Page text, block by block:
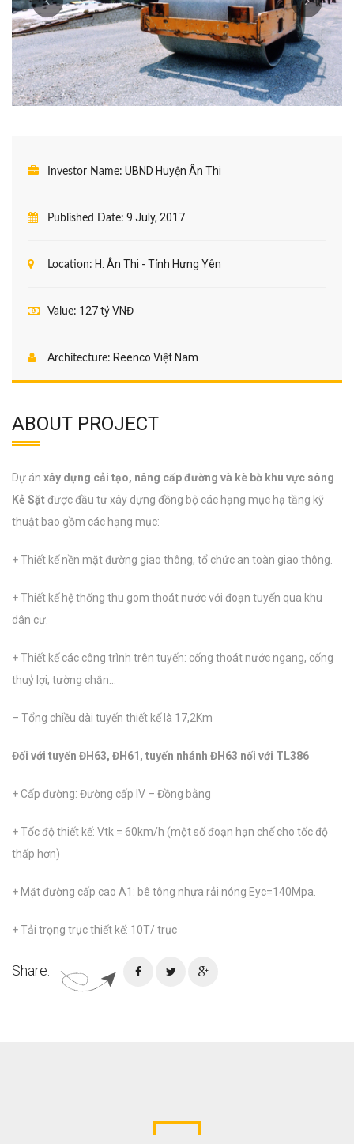
Investor Name: UBND Huyện Ân Thi
Published Date: 9 July, 2017
Location: H. Ân Thi - Tỉnh Hưng Yên
Value: 127 tỷ VNĐ
Architecture: Reenco Việt Nam
ABOUT PROJECT
Dự án xây dựng cải tạo, nâng cấp đường và kè bờ khu vực sông
Kẻ Sặtđược đầu tư xây dựng đồng bộ các hạng mục hạ tầng kỹ
thuật bao gồm các hạng mục:
+ Thiết kế nền mặt đường giao thông, tổ chức an toàn giao thông.
+ Thiết kế hệ thống thu gom thoát nước với đoạn tuyến qua khu
dân cư.
+ Thiết kế các công trình trên tuyến: cống thoát nước ngang, cống
thuỷ lợi, tường chắn…
– Tổng chiều dài tuyến thiết kế là 17,2Km
Đối với tuyến ĐH63, ĐH61, tuyến nhánh ĐH63 nối với TL386
+ Cấp đường: Đường cấp IV – Đồng bằng
+ Tốc độ thiết kế: Vtk = 60km/h (một số đoạn hạn chế cho tốc độ
thấp hơn)
+ Mặt đường cấp cao A1: bê tông nhựa rải nóng Eyc=140Mpa.
+ Tải trọng trục thiết kế: 10T/ trục
Share: